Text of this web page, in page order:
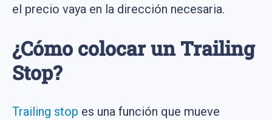
el precio vaya en la dirección necesaria.
¿Cómo colocar un Trailing
Stop?
Trailing stop es una función que mueve